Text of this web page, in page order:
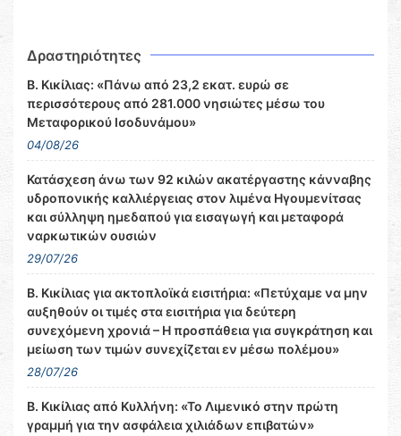
Δραστηριότητες
Β. Κικίλιας: «Πάνω από 23,2 εκατ. ευρώ σε
περισσότερους από 281.000 νησιώτες μέσω του
Μεταφορικού Ισοδυνάμου»
04/08/26
Κατάσχεση άνω των 92 κιλών ακατέργαστης κάνναβης
υδροπονικής καλλιέργειας στον λιμένα Ηγουμενίτσας
και σύλληψη ημεδαπού για εισαγωγή και μεταφορά
ναρκωτικών ουσιών
29/07/26
Β. Κικίλιας για ακτοπλοϊκά εισιτήρια: «Πετύχαμε να μην
αυξηθούν οι τιμές στα εισιτήρια για δεύτερη
συνεχόμενη χρονιά – Η προσπάθεια για συγκράτηση και
μείωση των τιμών συνεχίζεται εν μέσω πολέμου»
28/07/26
Β. Κικίλιας από Κυλλήνη: «Το Λιμενικό στην πρώτη
γραμμή για την ασφάλεια χιλιάδων επιβατών»